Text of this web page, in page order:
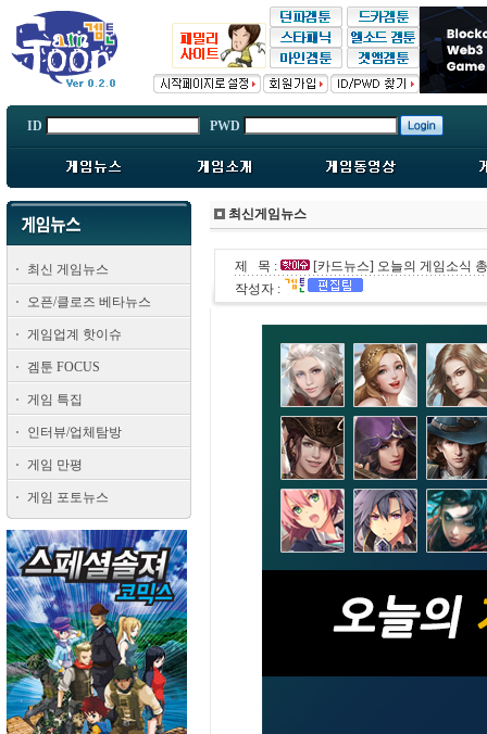
ID PWD
최신 게임뉴스
오픈/클로즈 베타뉴스
게임업계 핫이슈
겜툰 FOCUS
게임 특집
인터뷰/업체탐방
게임 만평
게임 포토뉴스
최신게임뉴스
제 목 :
[카드뉴스] 오늘의 게임소식
작성자 :